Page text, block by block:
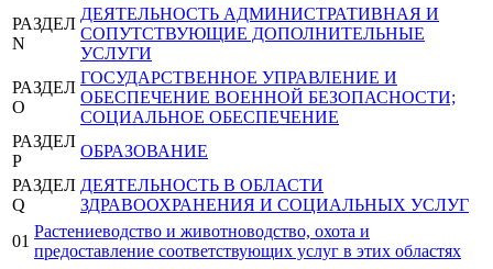
РАЗДЕЛ
N
ДЕЯТЕЛЬНОСТЬ АДМИНИСТРАТИВНАЯ И
СОПУТСТВУЮЩИЕ ДОПОЛНИТЕЛЬНЫЕ
УСЛУГИ
РАЗДЕЛ
O
ГОСУДАРСТВЕННОЕ УПРАВЛЕНИЕ И
ОБЕСПЕЧЕНИЕ ВОЕННОЙ БЕЗОПАСНОСТИ;
СОЦИАЛЬНОЕ ОБЕСПЕЧЕНИЕ
РАЗДЕЛ
P
ОБРАЗОВАНИЕ
РАЗДЕЛ
Q
ДЕЯТЕЛЬНОСТЬ В ОБЛАСТИ
ЗДРАВООХРАНЕНИЯ И СОЦИАЛЬНЫХ УСЛУГ
01
Растениеводство и животноводство, охота и
предоставление соответствующих услуг в этих областях